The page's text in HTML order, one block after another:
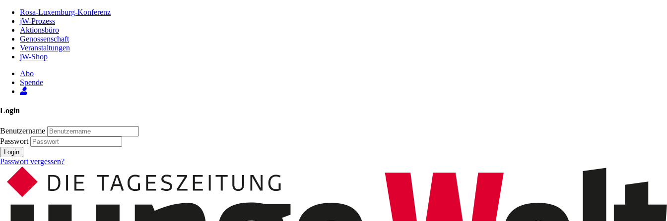
Inhalt
Seite
Rosa-Luxemburg-Konferenz
jW-Prozess
Aktionsbüro
Genossenschaft
Veranstaltungen
jW-Shop
Abo
Spende
Login
Benutzername
Passwort
Login
Passwort vergessen?